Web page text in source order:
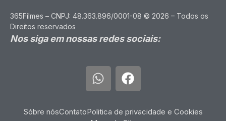
365Filmes – CNPJ: 48.363.896/0001-08 © 2026 – Todos os
Direitos reservados
Nos siga em nossas redes sociais:
Sóbre nósContatoPolitica de privacidade e Cookies